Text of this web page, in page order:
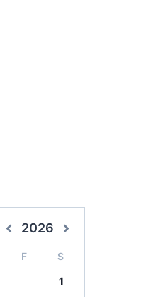
2026
F S
1